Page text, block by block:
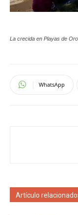
La crecida en Playas de
WhatsApp
Artículo